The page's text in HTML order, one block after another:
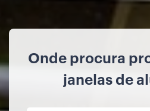
Onde procura
janelas de